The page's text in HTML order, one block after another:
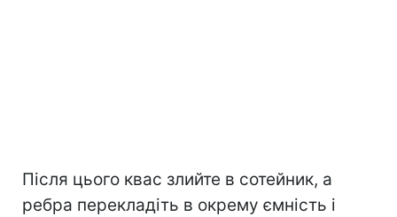
Після цього квас злийте в сотейник, а
ребра перекладіть в окрему ємність і